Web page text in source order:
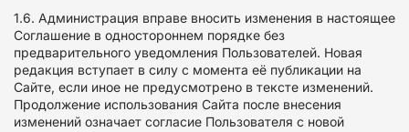
1.6. Администрация вправе вносить изменения в настоящее
Соглашение в одностороннем порядке без
предварительного уведомления Пользователей. Новая
редакция вступает в силу с момента её публикации на
Сайте, если иное не предусмотрено в тексте изменений.
Продолжение использования Сайта после внесения
изменений означает согласие Пользователя с новой